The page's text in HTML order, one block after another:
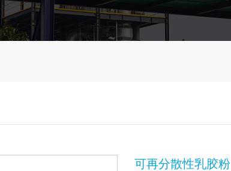
可再分散性乳胶粉